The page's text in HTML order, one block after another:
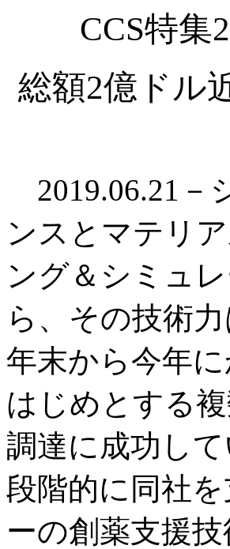
CCS特集
総額2億ドル
2019.06.21－
ンスとマテリ
ング＆シミュ
ら、その技術
年末から今年
はじめとする
調達に成功し
段階的に同社
ーの創薬支援